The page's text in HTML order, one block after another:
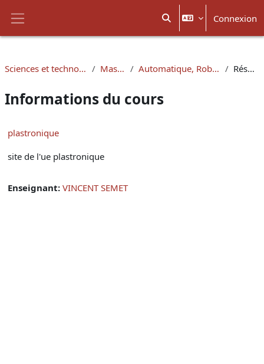
Activer/désactiver la
Connexion
Sciences et technologies Masters Automatique, Robotique Résumé
Informations du cours
plastronique
site de l'ue plastronique
Enseignant: VINCENT SEMET